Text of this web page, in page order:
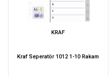
KRAF
Kraf Seperatör 1012 1-10 Rakam